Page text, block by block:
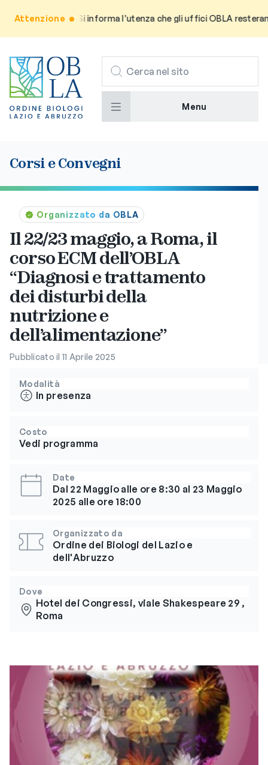
Attenzione
Avviso: Si informa l’utenza che gli uffici OBLA resteranno
CERCA
Menu
Corsi e Convegni
Organizzato da OBLA
Il 22/23 maggio, a Roma, il
corso ECM dell’OBLA
“Diagnosi e trattamento
dei disturbi della
nutrizione e
dell’alimentazione”
Pubblicato il 11 Aprile 2025
Modalità
In presenza
Costo
Vedi programma
Date
Dal 22 Maggio alle ore 8:30 al 23 Maggio
2025 alle ore 18:00
Organizzato da
Ordine dei Biologi del Lazio e
dell'Abruzzo
Dove
Hotel dei Congressi, viale Shakespeare 29 ,
Roma